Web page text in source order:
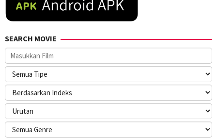
SEARCH MOVIE